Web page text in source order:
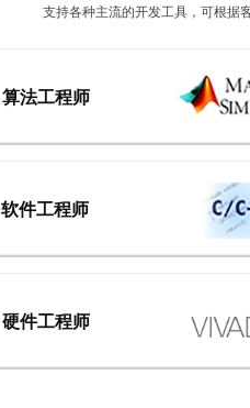
支持各种主流的开发工具，可根据
算法工程师
软件工程师
硬件工程师